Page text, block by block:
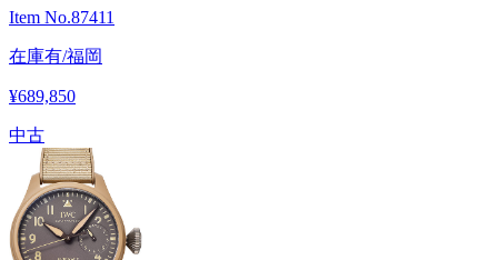
Item No.87411
在庫有/福岡
¥689,850
中古